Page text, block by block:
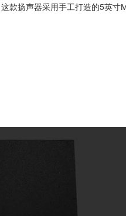
款扬声器采用手工打造的5英